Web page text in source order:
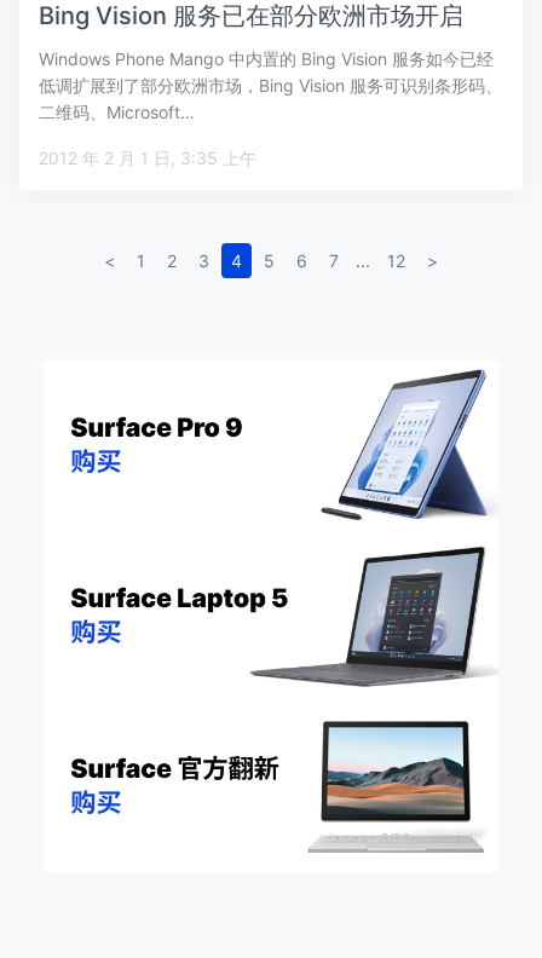
Bing Vision 服务已在部分欧洲市场开启
Windows Phone Mango 中内置的 Bing Vision 服务如今已经
低调扩展到了部分欧洲市场，Bing Vision 服务可识别条形码、
二维码、Microsoft…
2012 年 2 月 1 日, 3:35 上午
< 1 2 3 4 5 6 7 ... 12 >